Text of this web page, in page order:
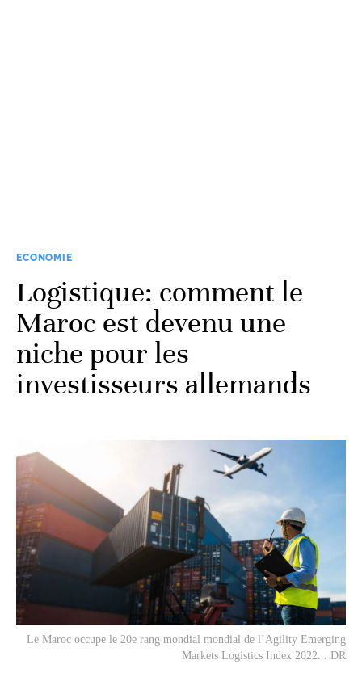
ECONOMIE
Logistique: comment le
Maroc est devenu une
niche pour les
investisseurs allemands
Le Maroc occupe le 20e rang mondial mondial de l’Agility Emerging
Markets Logistics Index 2022. . DR